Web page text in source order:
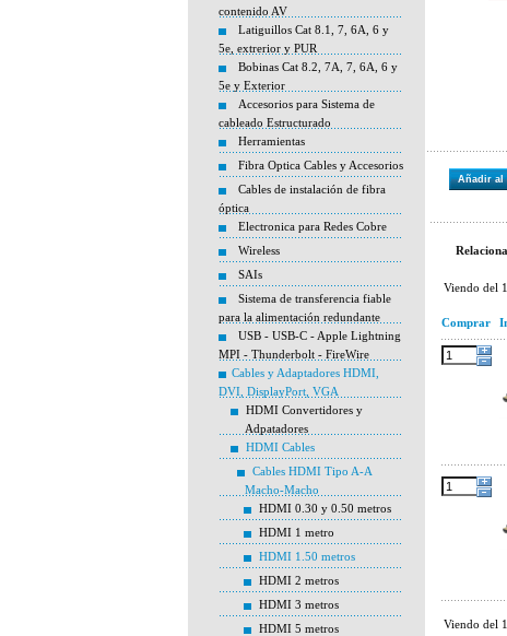
contenido AV
Latiguillos Cat 8.1, 7, 6A, 6 y
5e, extrerior y PUR
Bobinas Cat 8.2, 7A, 7, 6A, 6 y
5e y Exterior
Accesorios para Sistema de
cableado Estructurado
Herramientas
Fibra Optica Cables y Accesorios
Cables de instalación de fibra
óptica
Electronica para Redes Cobre
Wireless
SAIs
Sistema de transferencia fiable
para la alimentación redundante
USB - USB-C - Apple Lightning
MPI - Thunderbolt - FireWire
Cables y Adaptadores HDMI,
DVI, DisplayPort, VGA
HDMI Convertidores y
Adpatadores
HDMI Cables
Cables HDMI Tipo A-A
Macho-Macho
HDMI 0.30 y 0.50 metros
HDMI 1 metro
HDMI 1.50 metros
HDMI 2 metros
HDMI 3 metros
HDMI 5 metros
Añadir
Viendo del 1
Comprar
Viendo del 1